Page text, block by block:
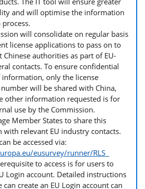
and will optimise the information
will consolidate on regular basis
license applications to pass on to
Chinese authorities as part of EU-
contacts. To ensure confidential
only the license
will be shared with China,
other information requested is for
use by the Commission.
Member States to share this
with relevant EU industry contacts.
be accessed via:
eusurvey/runner/RLS
to access is for users to
Login account. Detailed instructions
create an EU Login account can